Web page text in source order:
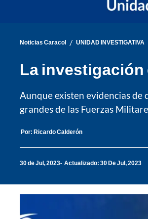
Noticias Caracol / UNIDAD INVESTIGATIVA
La investigación
Aunque existen evidencias de
grandes de las Fuerzas
Por: Ricardo Calderón
30 de Jul, 2023 Actualizado: 30 De Jul, 2023